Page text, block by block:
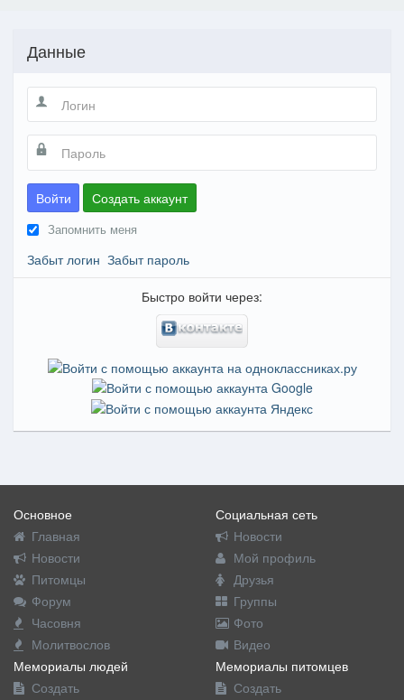
Данные
Войти Создать аккаунт
Запомнить меня
Забыт логин Забыт пароль
Быстро войти через:
Основное
Главная
Новости
Питомцы
Форум
Часовня
Молитвослов
Социальная сеть
Новости
Мой профиль
Друзья
Группы
Фото
Видео
Мемориалы людей
Создать
Мемориалы питомцев
Создать